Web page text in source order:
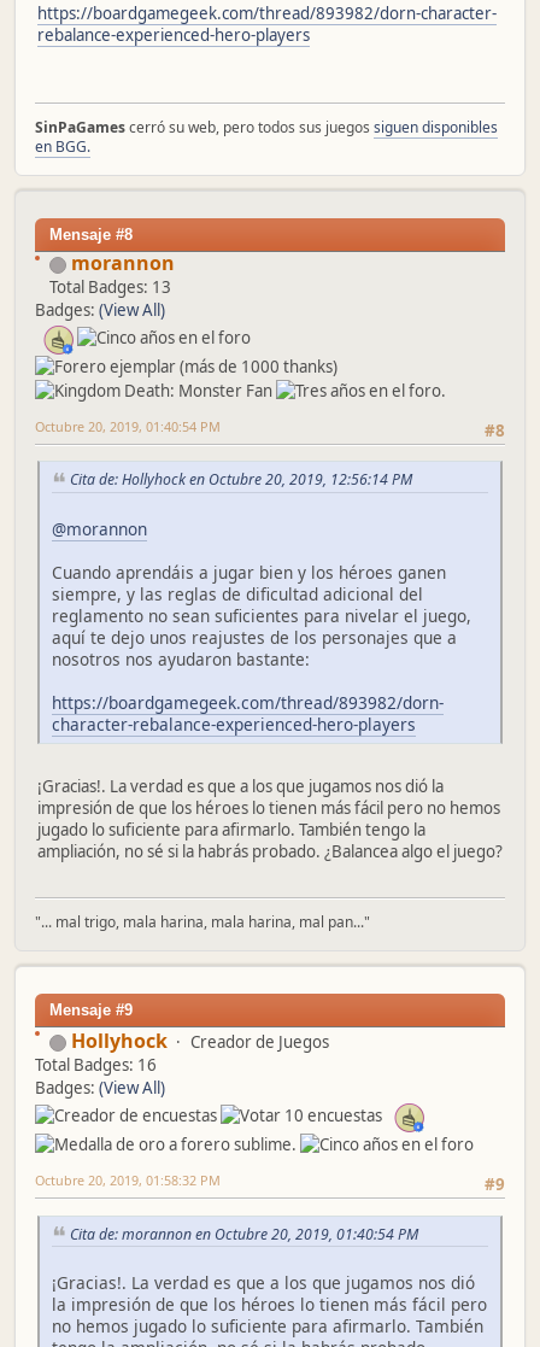
https://boardgamegeek.com/thread/893982/dorn-character-
rebalance-experienced-hero-players
SinPaGamescerró su web, pero todos sus juegos siguen disponibles
en BGG.
Mensaje #8
morannon
Total Badges: 13
Badges: (View All)
#8
Octubre 20, 2019, 01:40:54 PM
Cita de: Hollyhock en Octubre 20, 2019, 12:56:14 PM
@morannon
Cuando aprendáis a jugar bien y los héroes ganen
siempre, y las reglas de dificultad adicional del
reglamento no sean suficientes para nivelar el juego,
aquí te dejo unos reajustes de los personajes que a
nosotros nos ayudaron bastante:
https://boardgamegeek.com/thread/893982/dorn-
character-rebalance-experienced-hero-players
¡Gracias!. La verdad es que a los que jugamos nos dió la
impresión de que los héroes lo tienen más fácil pero no hemos
jugado lo suficiente para afirmarlo. También tengo la
ampliación, no sé si la habrás probado. ¿Balancea algo el juego?
"... mal trigo, mala harina, mala harina, mal pan..."
Mensaje #9
Hollyhock
Creador de Juegos
Total Badges: 16
Badges: (View All)
#9
Octubre 20, 2019, 01:58:32 PM
Cita de: morannon en Octubre 20, 2019, 01:40:54 PM
¡Gracias!. La verdad es que a los que jugamos nos dió
la impresión de que los héroes lo tienen más fácil pero
no hemos jugado lo suficiente para afirmarlo. También